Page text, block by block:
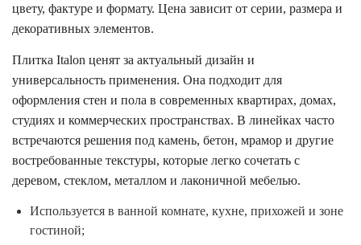
цвету, фактуре и формату. Цена зависит от серии, размера и
декоративных элементов.
Плитка Italon ценят за актуальный дизайн и
универсальность применения. Она подходит для
оформления стен и пола в современных квартирах, домах,
студиях и коммерческих пространствах. В линейках часто
встречаются решения под камень, бетон, мрамор и другие
востребованные текстуры, которые легко сочетать с
деревом, стеклом, металлом и лаконичной мебелью.
Используется в ванной комнате, кухне, прихожей и зоне
гостиной;